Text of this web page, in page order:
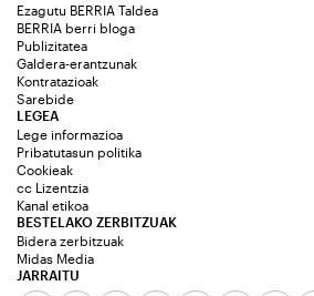
Ezagutu BERRIA Taldea
BERRIA berri bloga
Publizitatea
Galdera-erantzunak
Kontratazioak
Sarebide
JARRAITU
LEGEA
Lege informazioa
Pribatutasun politika
Cookieak
cc Lizentzia
Kanal etikoa
BESTELAKO ZERBITZUAK
Bidera zerbitzuak
Midas Media